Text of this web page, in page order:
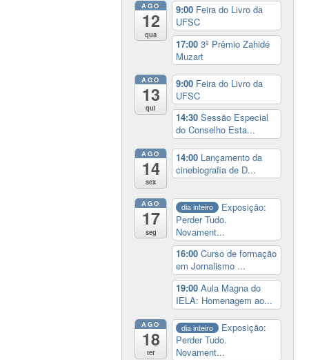
AGO
12
qua
9:00 Feira do Livro da
UFSC
17:003º Prêmio Zahidé
Muzart
AGO
13
qui
9:00 Feira do Livro da
UFSC
14:30Sessão Especial
do Conselho Esta...
AGO
14
sex
14:00 Lançamento da
cinebiografia de D...
AGO
17
seg
dia inteiro
Exposição:
Perder Tudo.
Novament...
16:00Curso de formação
em Jornalismo ...
19:00Aula Magna do
IELA: Homenagem ao...
AGO
18
ter
dia inteiro
Exposição:
Perder Tudo.
Novament...